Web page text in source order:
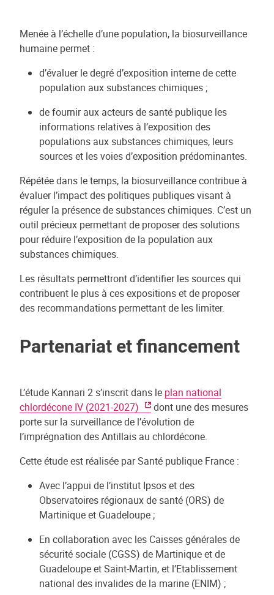
Menée à l’échelle d’une population, la biosurveillance
humaine permet :
d’évaluer le degré d’exposition interne de cette
population aux substances chimiques ;
de fournir aux acteurs de santé publique les
informations relatives à l’exposition des
populations aux substances chimiques, leurs
sources et les voies d’exposition prédominantes.
Répétée dans le temps, la biosurveillance contribue à
évaluer l’impact des politiques publiques visant à
réguler la présence de substances chimiques. C’est un
outil précieux permettant de proposer des solutions
pour réduire l’exposition de la population aux
substances chimiques.
Les résultats permettront d’identifier les sources qui
contribuent le plus à ces expositions et de proposer
des recommandations permettant de les limiter.
Partenariat et financement
L’étude Kannari 2 s’inscrit dans le plan national
chlordécone IV (2021-2027)
dont une des mesures
porte sur la surveillance de l’évolution de
l’imprégnation des Antillais au chlordécone.
Cette étude est réalisée par Santé publique France :
Avec l’appui de l’institut Ipsos et des
Observatoires régionaux de santé (ORS) de
Martinique et Guadeloupe ;
En collaboration avec les Caisses générales de
sécurité sociale (CGSS) de Martinique et de
Guadeloupe et Saint-Martin, et l’Etablissement
national des invalides de la marine (ENIM) ;